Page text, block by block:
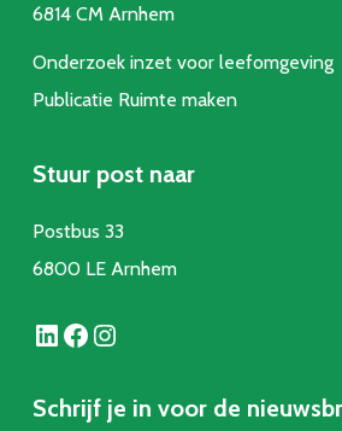
6814 CM Arnhem
Onderzoek inzet voor leefomgeving
Publicatie Ruimte maken
Stuur post naar
Postbus 33
6800 LE Arnhem
LinkedIn Facebook Instagram
Schrijf je in voor de